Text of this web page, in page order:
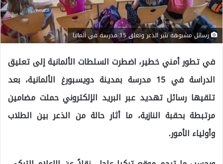
رسائل مشبوهة تثير الذعر وتغلق 15 مدرسة في ألمانيا
في تطور أمني خطير، اضطرت السلطات الألمانية إلى تعليق
الدراسة في 15 مدرسة بمدينة دويسبورغ الألمانية، بعد
تلقيها رسائل تهديد عبر البريد الإلكتروني حملت مضامين
مرتبطة بحقبة النازية، ما أثار حالة من الذعر بين الطلاب
وأولياء الأمور.